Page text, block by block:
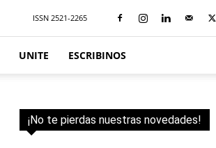
ISSN 2521-2265
UNITE ESCRIBINOS
¡No te pierdas nuestras novedades!